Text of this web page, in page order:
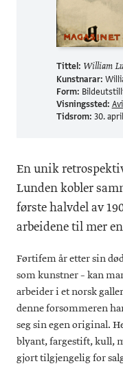
Tittel: William
Kunstnarar:
Form:
Visningssted:
Tidsrom: 30.
En unik
Lunden kobler
første halvdel av
arbeidene til mer
Førtifem år etter sin
som kunstner – kan
arbeider i et norsk
denne forsommeren
seg sin egen original.
blyant, fargestift, kull,
gjort tilgjengelig for